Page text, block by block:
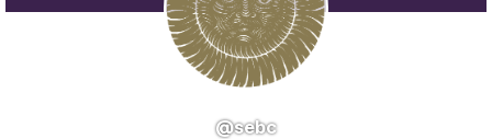
@sebc